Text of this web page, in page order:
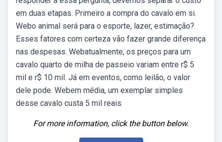
em duas etapas. Primeiro a compra do cavalo em si.
Webo animal será para o esporte, lazer, estimação?
Esses fatores com certeza vão fazer grande diferença
nas despesas. Webatualmente, os preços para um
cavalo quarto de milha de passeio variam entre r$ 5
mil e r$ 10 mil. Já em eventos, como leilão, o valor
dele pode. Webem média, um exemplar simples
desse cavalo custa 5 mil reais.
For more information, click the button below.